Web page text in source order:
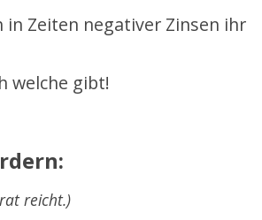
in Zeiten negativer Zinsen ihr
welche gibt!
reicht.)